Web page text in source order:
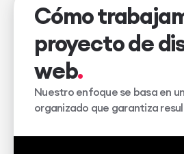
Cómo
proyecto de
web
Nuestro enfoque se basa en
organizado que garantiza